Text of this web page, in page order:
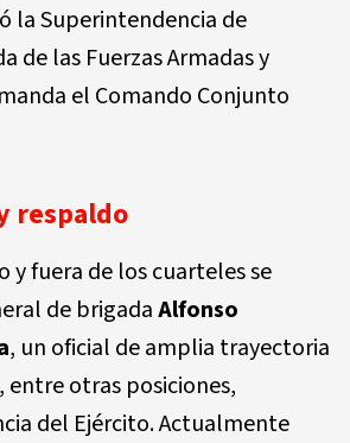
la Superintendencia de
de las Fuerzas Armadas y
el Comando Conjunto
respaldo
y fuera de los cuarteles se
de brigadaAlfonso
, un oficial de amplia trayectoria
entre otras posiciones,
del Ejército. Actualmente